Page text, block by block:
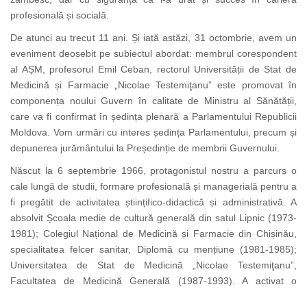
profesională și socială.
De atunci au trecut 11 ani. Și iată astăzi, 31 octombrie, avem un
eveniment deosebit pe subiectul abordat: membrul corespondent
al AȘM, profesorul Emil Ceban, rectorul Universității de Stat de
Medicină și Farmacie „Nicolae Testemiţanu” este promovat în
componența noului Guvern în calitate de Ministru al Sănătății,
care va fi confirmat în ședința plenară a Parlamentului Republicii
Moldova. Vom urmări cu interes ședința Parlamentului, precum și
depunerea jurământului la Președinție de membrii Guvernului.
Născut la 6 septembrie 1966, protagonistul nostru a parcurs o
cale lungă de studii, formare profesională și managerială pentru a
fi pregătit de activitatea științifico-didactică și administrativă. A
absolvit Școala medie de cultură generală din satul Lipnic (1973-
1981); Colegiul Național de Medicină și Farmacie din Chișinău,
specialitatea felcer sanitar, Diplomă cu mențiune (1981-1985);
Universitatea de Stat de Medicină „Nicolae Testemiţanu”,
Facultatea de Medicină Generală (1987-1993). A activat o